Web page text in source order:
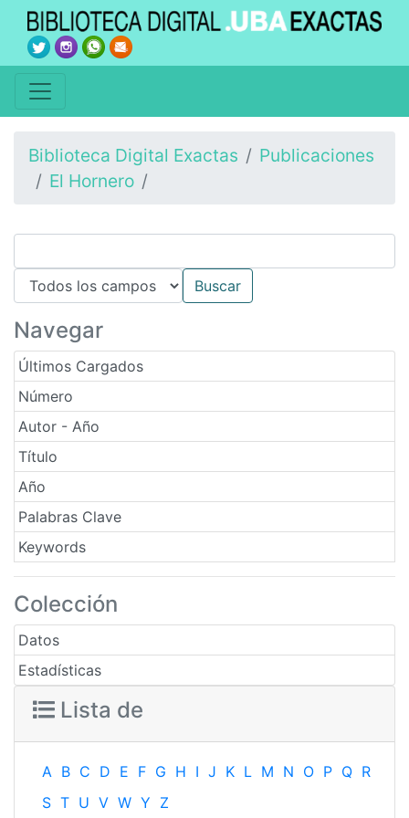
Biblioteca Digital Exactas
Publicaciones
El Hornero
Navegar
Últimos Cargados
Número
Autor - Año
Título
Año
Palabras Clave
Keywords
Colección
Datos
Estadísticas
Lista de
A B C D E F G H I J K L M N O P Q R
S T U V W Y Z